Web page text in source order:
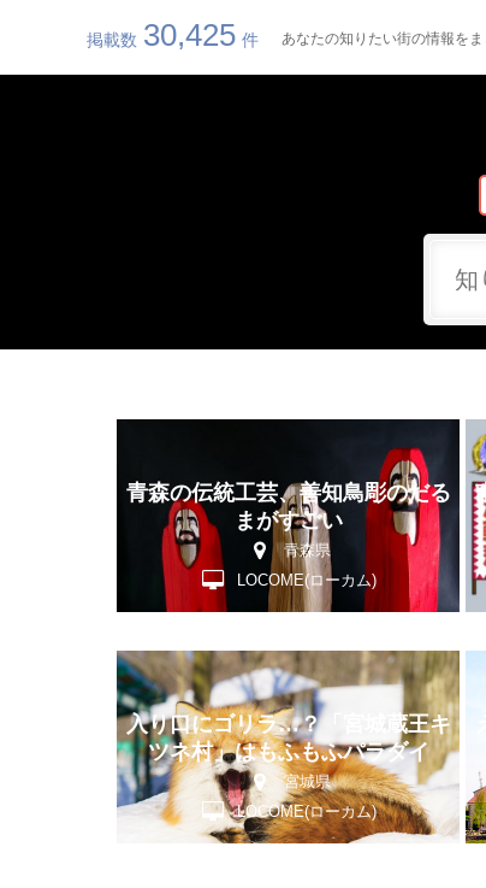
掲載数 30,425 件 あなたの知りたい街の情報を
青森の伝統工芸、善知鳥彫のだる
まがすごい
青森県
LOCOME(ローカム)
入り口にゴリラ…？「宮城蔵王キ
ツネ村」はもふもふパラダイ
ス！！
宮城県
LOCOME(ローカム)